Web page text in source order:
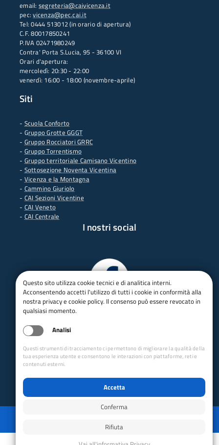
email: segreteria@caivicenza.it
pec:vicenza@pec.cai.it
Tel: 0444 513012 (in orario di apertura)
C.F. 80017850241
P.IVA 02471980249
Contra' Porta S.Lucia, 95 - 36100 VI
Orari d'apertura:
mercoledì: 20:30 - 22:00
venerdì: 16:00 - 18:00 (novembre-aprile)
Siti
- Scuola Conforto
- Gruppo Grotte GGGT
- Gruppo Rocciatori GRRC
- Gruppo Torrentismo
- Gruppo territoriale Camisano Vicentino
- Sottosezione Noventa Vicentina
- Vicenza e la Montagna
- Cammino Giuriolo
- CAI Sezioni Vicentine
- CAI Veneto
- CAI Centrale
I nostri social
Powered by GRUPPO YEC
Questo sito utilizza cookie tecnici e di analitica interni.
Acconsentendo accetti l'utilizzo di tutti i cookie in conformità alla
nostra privacy e cookie policy. Il consenso può essere revocato in
qualsiasi momento.
Analisi
Questi strumenti di tracciamento ci permettono di migliorare la qualità della
tua esperienza utente e consentono le interazioni con piattaforme, reti e
contenuti esterni.
Accetta
Conferma
Rifiuta